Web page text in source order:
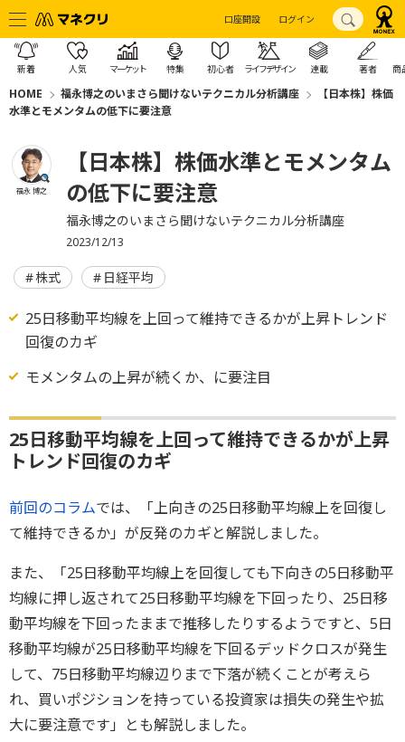
口座開設 ログイン
新着 人気 マーケット 特集 初心者 ライフデザイン 連載 著者 商
HOME 福永博之のいまさら聞けないテクニカル分析講座
【日本株】株価
水準とモメンタムの低下に要注意
福永 博之
【日本株】株価水準とモメンタム
の低下に要注意
福永博之のいまさら聞けないテクニカル分析講座
2023/12/13
株式 日経平均
25日移動平均線を上回って維持できるかが上昇トレンド
回復のカギ
モメンタムの上昇が続くか、に要注目
25日移動平均線を上回って維持できるかが上昇
トレンド回復のカギ
前回のコラムでは、「上向きの25日移動平均線上を回復し
て維持できるか」が反発のカギと解説しました。
また、「25日移動平均線上を回復しても下向きの5日移動平
均線に押し返されて25日移動平均線を下回ったり、25日移
動平均線を下回ったままで推移したりするようですと、5日
移動平均線が25日移動平均線を下回るデッドクロスが発生
して、75日移動平均線辺りまで下落が続くことが考えら
れ、買いポジションを持っている投資家は損失の発生や拡
大に要注意です」とも解説しました。